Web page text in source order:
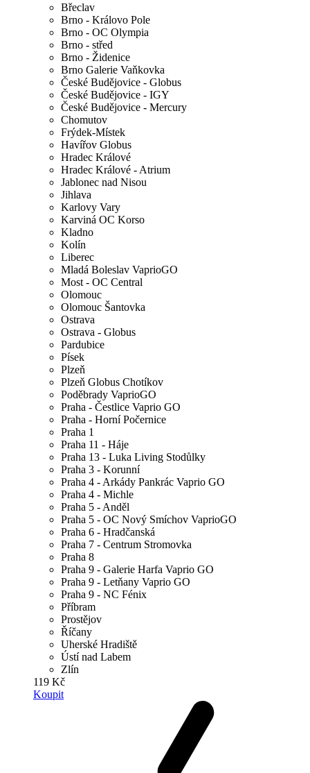
Břeclav
Brno - Královo Pole
Brno - OC Olympia
Brno - střed
Brno - Židenice
Brno Galerie Vaňkovka
České Budějovice - Globus
České Budějovice - IGY
České Budějovice - Mercury
Chomutov
Frýdek-Místek
Havířov Globus
Hradec Králové
Hradec Králové - Atrium
Jablonec nad Nisou
Jihlava
Karlovy Vary
Karviná OC Korso
Kladno
Kolín
Liberec
Mladá Boleslav VaprioGO
Most - OC Central
Olomouc
Olomouc Šantovka
Ostrava
Ostrava - Globus
Pardubice
Písek
Plzeň
Plzeň Globus Chotíkov
Poděbrady VaprioGO
Praha - Čestlice Vaprio GO
Praha - Horní Počernice
Praha 1
Praha 11 - Háje
Praha 13 - Luka Living Stodůlky
Praha 3 - Korunní
Praha 4 - Arkády Pankrác Vaprio GO
Praha 4 - Michle
Praha 5 - Anděl
Praha 5 - OC Nový Smíchov VaprioGO
Praha 6 - Hradčanská
Praha 7 - Centrum Stromovka
Praha 8
Praha 9 - Galerie Harfa Vaprio GO
Praha 9 - Letňany Vaprio GO
Praha 9 - NC Fénix
Příbram
Prostějov
Říčany
Uherské Hradiště
Ústí nad Labem
Zlín
119 Kč
Koupit